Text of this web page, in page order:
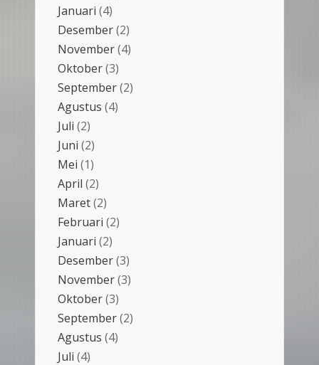
Januari (4)
Desember(2)
November(4)
Oktober(3)
September(2)
Agustus (4)
Juli (2)
Juni (2)
Mei (1)
April (2)
Maret(2)
Februari (2)
Januari (2)
Desember(3)
November(3)
Oktober(3)
September(2)
Agustus (4)
Juli (4)